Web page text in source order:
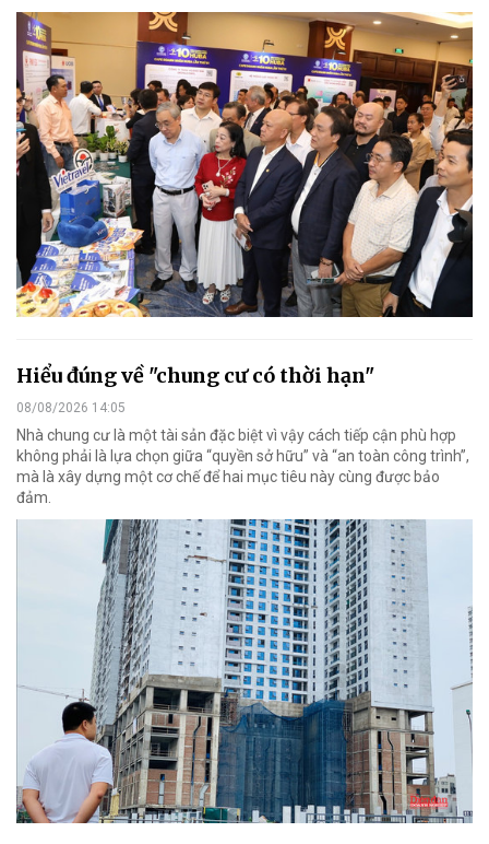
Hiểu đúng về "chung cư có thời hạn"
08/08/2026 14:05
Nhà chung cư là một tài sản đặc biệt vì vậy cách tiếp cận phù hợp
không phải là lựa chọn giữa “quyền sở hữu” và “an toàn công trình”,
mà là xây dựng một cơ chế để hai mục tiêu này cùng được bảo
đảm.